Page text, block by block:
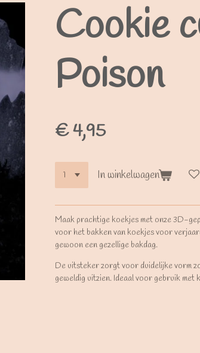
Cookie
Poison
€ 4,95
In winkelwagen
Maak prachtige koekjes met onze 3D-
voor het bakken van koekjes voor
gewoon een gezellige bakdag.
De uitsteker zorgt voor duidelijke vorm
geweldig uitzien. Ideaal voor gebruik met